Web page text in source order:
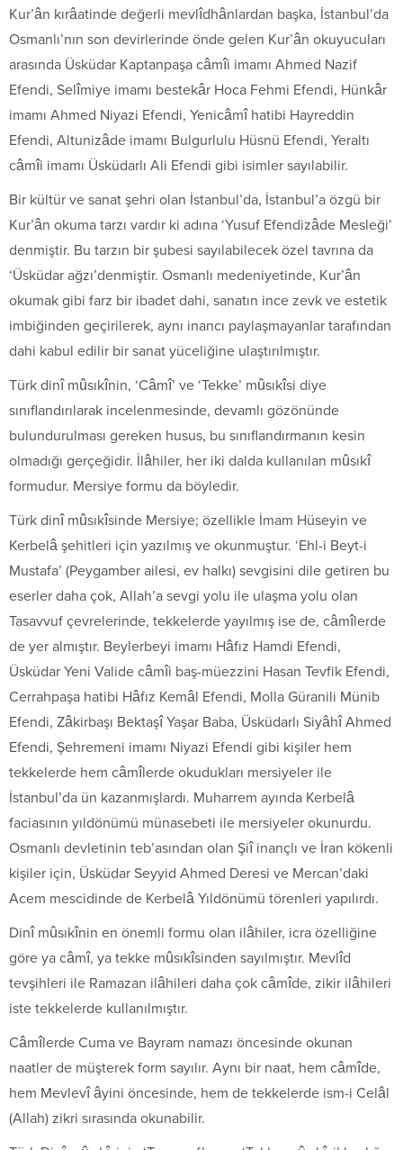
Kur’ân kırâatinde değerli mevlîdhânlardan başka, İstanbul’da
Osmanlı’nın son devirlerinde önde gelen Kur’ân okuyucuları
arasında Üsküdar Kaptanpaşa câmîi imamı Ahmed Nazif
Efendi, Selîmiye imamı bestekâr Hoca Fehmi Efendi, Hünkâr
imamı Ahmed Niyazi Efendi, Yenicâmî hatibi Hayreddin
Efendi, Altunizâde imamı Bulgurlulu Hüsnü Efendi, Yeraltı
câmîi imamı Üsküdarlı Ali Efendi gibi isimler sayılabilir.
Bir kültür ve sanat şehri olan İstanbul’da, İstanbul’a özgü bir
Kur’ân okuma tarzı vardır ki adına ‘Yusuf Efendizâde Mesleği’
denmiştir. Bu tarzın bir şubesi sayılabilecek özel tavrına da
‘Üsküdar ağzı’denmiştir. Osmanlı medeniyetinde, Kur’ân
okumak gibi farz bir ibadet dahi, sanatın ince zevk ve estetik
imbiğinden geçirilerek, aynı inancı paylaşmayanlar tarafından
dahi kabul edilir bir sanat yüceliğine ulaştırılmıştır.
Türk dinî mûsıkînin, ‘Câmî’ ve ‘Tekke’ mûsıkîsi diye
sınıflandırılarak incelenmesinde, devamlı gözönünde
bulundurulması gereken husus, bu sınıflandırmanın kesin
olmadığı gerçeğidir. İlâhiler, her iki dalda kullanılan mûsıkî
formudur. Mersiye formu da böyledir.
Türk dinî mûsıkîsinde Mersiye; özellikle İmam Hüseyin ve
Kerbelâ şehitleri için yazılmış ve okunmuştur. ‘Ehl-i Beyt-i
Mustafa’ (Peygamber ailesi, ev halkı) sevgisini dile getiren bu
eserler daha çok, Allah’a sevgi yolu ile ulaşma yolu olan
Tasavvuf çevrelerinde, tekkelerde yayılmış ise de, câmîlerde
de yer almıştır. Beylerbeyi imamı Hâfız Hamdi Efendi,
Üsküdar Yeni Valide câmîi baş-müezzini Hasan Tevfik Efendi,
Cerrahpaşa hatibi Hâfız Kemâl Efendi, Molla Güranili Münib
Efendi, Zâkirbaşı Bektaşî Yaşar Baba, Üsküdarlı Siyâhî Ahmed
Efendi, Şehremeni imamı Niyazi Efendi gibi kişiler hem
tekkelerde hem câmîlerde okudukları mersiyeler ile
İstanbul’da ün kazanmışlardı. Muharrem ayında Kerbelâ
faciasının yıldönümü münasebeti ile mersiyeler okunurdu.
Osmanlı devletinin teb’asından olan Şiî inançlı ve İran kökenli
kişiler için, Üsküdar Seyyid Ahmed Deresi ve Mercan’daki
Acem mescidinde de Kerbelâ Yıldönümü törenleri yapılırdı.
Dinî mûsıkînin en önemli formu olan ilâhiler, icra özelliğine
göre ya câmî, ya tekke mûsıkîsinden sayılmıştır. Mevlîd
tevşihleri ile Ramazan ilâhileri daha çok câmîde, zikir ilâhileri
iste tekkelerde kullanılmıştır.
Câmîlerde Cuma ve Bayram namazı öncesinde okunan
naatler de müşterek form sayılır. Aynı bir naat, hem câmîde,
hem Mevlevî âyini öncesinde, hem de tekkelerde ism-i Celâl
(Allah) zikri sırasında okunabilir.